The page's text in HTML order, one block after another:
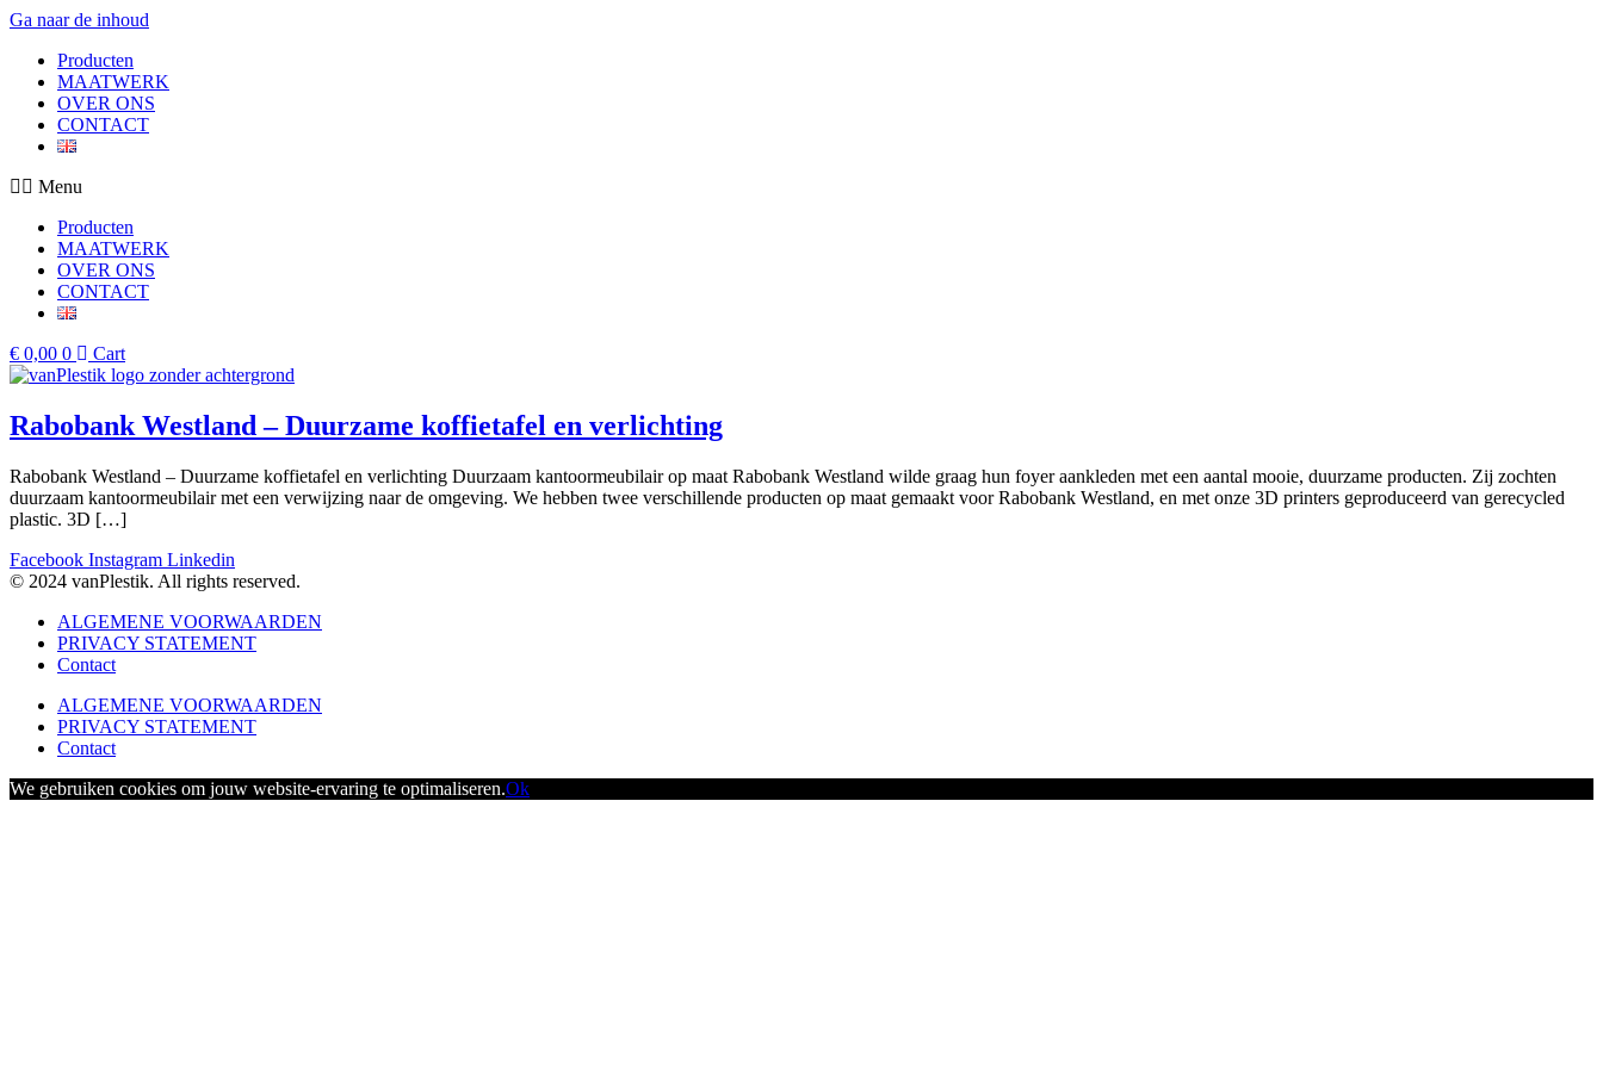
Ga naar de inhoud
Producten
MAATWERK
OVER ONS
CONTACT
Menu
Producten
MAATWERK
OVER ONS
CONTACT
€ 0,00 0 Cart
Rabobank Westland – Duurzame koffietafel en verlichting
Rabobank Westland – Duurzame koffietafel en verlichting Duurzaam kantoormeubilair op maat Rabobank Westland wilde graag hun foyer aankleden met een aantal mooie, duurzame producten. Zij zochten
duurzaam kantoormeubilair met een verwijzing naar de omgeving. We hebben twee verschillende producten op maat gemaakt voor Rabobank Westland, en met onze 3D printers geproduceerd van gerecycled
plastic. 3D […]
Facebook Instagram Linkedin
© 2024 vanPlestik. All rights reserved.
ALGEMENE VOORWAARDEN
PRIVACY STATEMENT
Contact
ALGEMENE VOORWAARDEN
PRIVACY STATEMENT
Contact
We gebruiken cookies om jouw website-ervaring te optimaliseren.Ok